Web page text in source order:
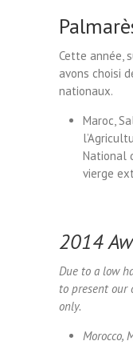
Cette année,
avons choisi
nationaux.
Maroc,
National
vierge
2014
Due to a low
to present our
only.
Morocco,